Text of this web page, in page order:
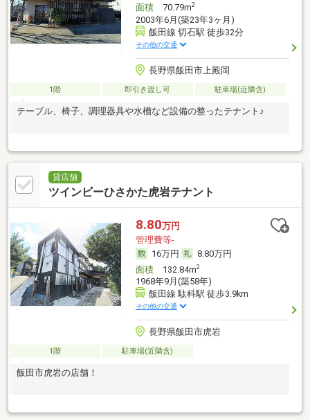
面積70.79m2
2003年6月(築23年3ヶ月)
飯田線 切石駅 徒歩32分
その他の交通
長野県飯田市上殿岡
1階 即引き渡し可 駐車場(近隣含)
テーブル、椅子、調理器具や水槽など設備の整ったテナント♪
貸店舗
ツインビーひさかた虎岩テナント
8.80万円
管理費等-
16万円
8.80万円
面積132.84m2
1968年9月(築58年)
飯田線 駄科駅 徒歩3.9km
その他の交通
長野県飯田市虎岩
1階 駐車場(近隣含)
飯田市虎岩の店舗！